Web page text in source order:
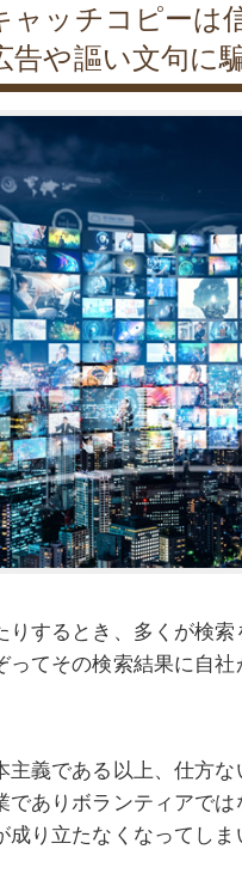
ャッチコピーは
告や謳い文句に
するとき、多くが検索
ってその検索結果に自
主義である以上、仕方な
でありボランティアで
り立たなくなってしま